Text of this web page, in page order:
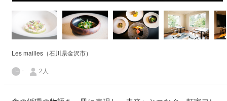
Les mailles（石川県金沢市）
- 2人